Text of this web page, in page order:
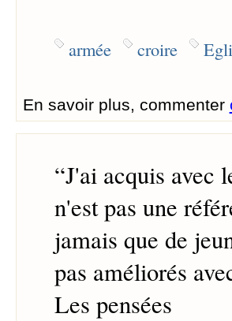
armée croire
En savoir plus, commenter
“J'ai acquis avec
n'est pas une
jamais que de
pas améliorés
Les pensées